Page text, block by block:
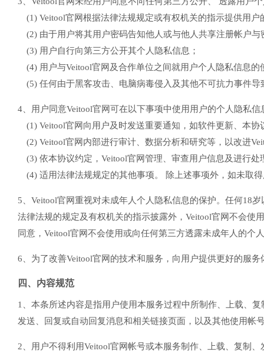
(1) Veitool官网根据法律法规规定或有权机关的指示提供用户
(2) 由于用户将其用户密码告知他人或与他人共享注册帐户
(3) 用户自行向第三方公开其个人隐私信息；
(4) 用户与Veitool官网及合作单位之间就用户个人隐私信息
(5) 任何由于黑客攻击、电脑病毒侵入及其他不可抗力事件导
4、用户同意Veitool官网可在以下事项中使用用户的个人隐私信
(1) Veitool官网向用户及时发送重要通知，如软件更新、本协
(2) Veitool官网内部进行审计、数据分析和研究等，以改进
(3) 依本协议约定，Veitool官网管理、审查用户信息及进行处
(4) 适用法律法规规定的其他事项。 除上述事项外，如未取
5、Veitool官网重视对未成年人个人隐私信息的保护。任何18
法律法规的规定及有权机关的指示披露外，Veitool官网不会使
同意，Veitool官网不会使用或向任何第三方透露未成年人的个
6、为了改善Veitool官网的技术和服务，向用户提供更好的服
四、内容规范
1、本条所述内容是指用户使用本服务过程中所制作、上载、
发送、回复或自动回复消息和相关链接页面，以及其他使用帐
2、用户不得利用Veitool官网帐号或本服务制作、上载、复制